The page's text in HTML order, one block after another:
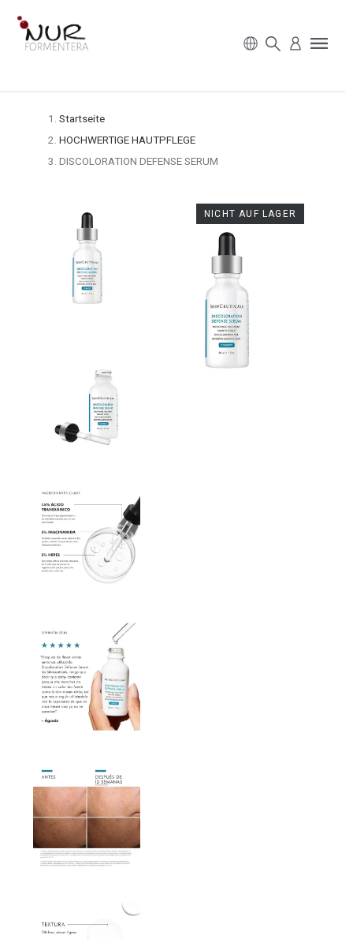
Startseite
HOCHWERTIGE HAUTPFLEGE
DISCOLORATION DEFENSE SERUM
NICHT AUF LAGER